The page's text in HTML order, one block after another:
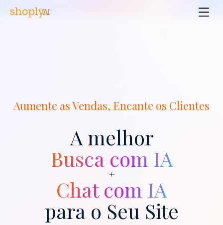
Aumente as Vendas, Encante os Clientes
A melhor
Busca com IA
+
Chat com IA
para o Seu Site